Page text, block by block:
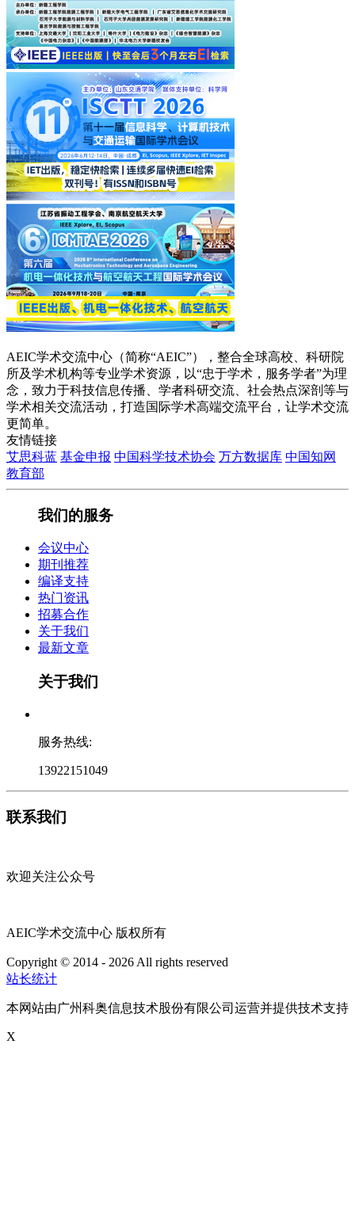
AEIC学术交流中心（简称“AEIC”），整合全球高校、科研院
所及学术机构等专业学术资源，以“忠于学术，服务学者”为理
念，致力于科技信息传播、学者科研交流、社会热点深剖等与
学术相关交流活动，打造国际学术高端交流平台，让学术交流
更简单。
友情链接
艾思科蓝 基金申报 中国科学技术协会 万方数据库 中国知网
教育部
我们的服务
会议中心
期刊推荐
编译支持
热门资讯
招募合作
关于我们
最新文章
关于我们
服务热线:
13922151049
联系我们
欢迎关注公众号
AEIC学术交流中心 版权所有
Copyright © 2014 - 2026 All rights reserved
站长统计
本网站由广州科奥信息技术股份有限公司运营并提供技术支持
X